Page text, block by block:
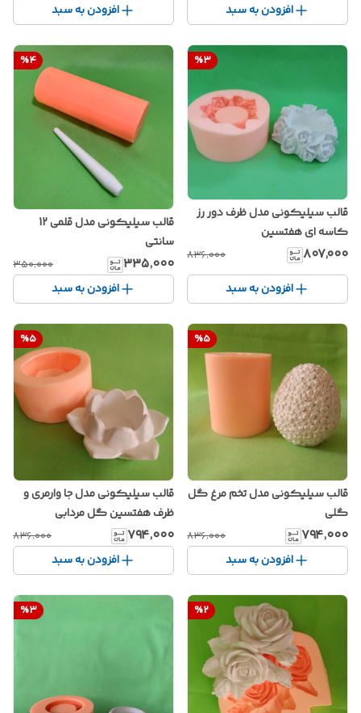
افزودن به سبد افزودن به سبد
%3
قالب سیلیکونی مدل ظرف دور رز
کاسه ای هفتسین
۸۰۷٬۰۰۰ ۸۳۶٬۰۰۰
افزودن به سبد
%4
قالب سیلیکونی مدل قلمی 12
سانتی
۳۳۵٬۰۰۰ ۳۵۰٬۰۰۰
افزودن به سبد
%5
قالب سیلیکونی مدل تخم مرغ گل
گلی
۷۹۴٬۰۰۰ ۸۳۶٬۰۰۰
افزودن به سبد
%5
قالب سیلیکونی مدل جا وارمری و
ظرف هفتسین گل مردابی
۷۹۴٬۰۰۰ ۸۳۶٬۰۰۰
افزودن به سبد
%2
%3